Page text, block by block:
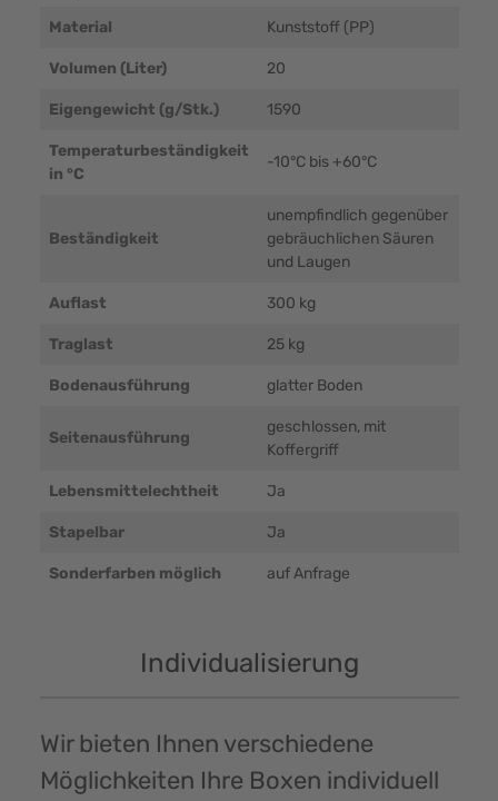
Material Kunststoff (PP)
Volumen (Liter) 20
Eigengewicht (g/Stk.) 1590
Temperaturbeständigkeit
in °C
-10°C bis +60°C
Beständigkeit
unempfindlich gegenüber
gebräuchlichen Säuren
und Laugen
Auflast 300 kg
Traglast 25 kg
Bodenausführung glatter Boden
Seitenausführung
geschlossen, mit
Koffergriff
Lebensmittelechtheit Ja
Stapelbar Ja
Sonderfarben möglich auf Anfrage
Individualisierung
Wir bieten Ihnen verschiedene
Möglichkeiten Ihre Boxen individuell